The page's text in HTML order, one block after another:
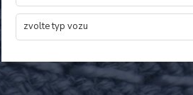
zvolte typ vozu